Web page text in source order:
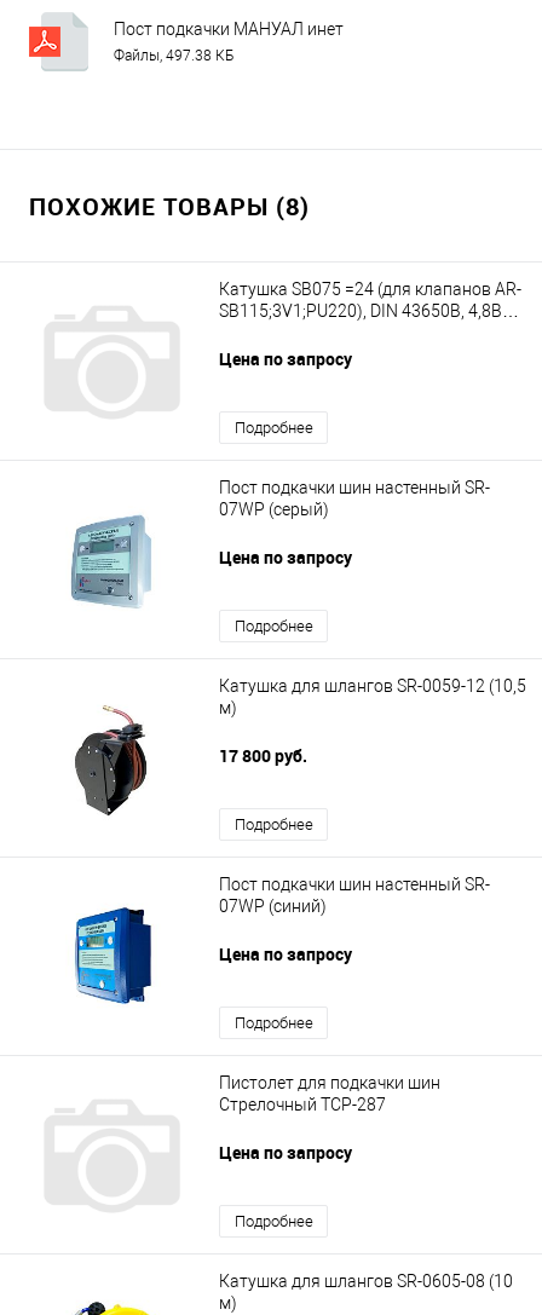
Пост подкачки МАНУАЛ инет
Файлы, 497.38 КБ
ПОХОЖИЕ ТОВАРЫ (8)
Катушка SB075 =24 (для клапанов AR-
SB115;3V1;PU220), DIN 43650В, 4,8Вт
Цена по запросу
Подробнее
Пост подкачки шин настенный SR-
07WP (серый)
Цена по запросу
Подробнее
Катушка для шлангов SR-0059-12 (10,5
м)
17 800 руб.
Подробнее
Пост подкачки шин настенный SR-
07WP (синий)
Цена по запросу
Подробнее
Пистолет для подкачки шин
Стрелочный ТСР-287
Цена по запросу
Подробнее
Катушка для шлангов SR-0605-08 (10
м)